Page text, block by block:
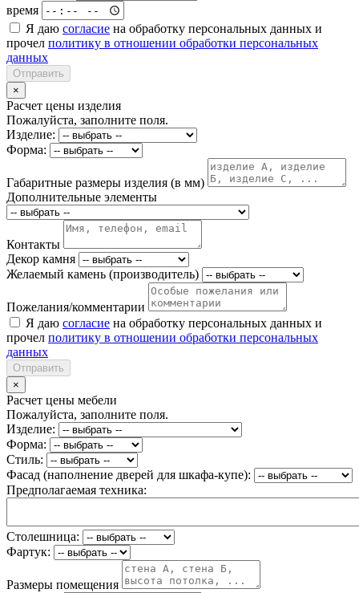
время
Я даю согласие на обработку персональных данных и
прочел политику в отношении обработки персональных
данных
Отправить
×
Расчет цены изделия
Пожалуйста, заполните поля.
Изделие:
Форма:
Габаритные размеры изделия (в мм)
Дополнительные элементы
Контакты
Декор камня
Желаемый камень (производитель)
Пожелания/комментарии
Я даю согласие на обработку персональных данных и
прочел политику в отношении обработки персональных
данных
Отправить
×
Расчет цены мебели
Пожалуйста, заполните поля.
Изделие:
Форма:
Стиль:
Фасад (наполнение дверей для шкафа-купе):
Предполагаемая техника:
Столешница:
Фартук:
Размеры помещения